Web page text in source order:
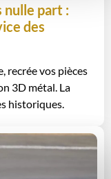
nulle part :
des
recrée vos pièces
3D métal. La
historiques.